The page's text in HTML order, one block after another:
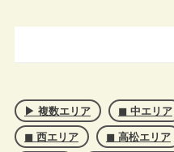
▶︎ 複数エリア ◼︎ 中エリア
◼︎ 西エリア ◼︎ 高松エリア